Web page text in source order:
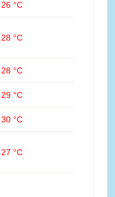
26 °C
28 °C
28 °C
29 °C
30 °C
27 °C